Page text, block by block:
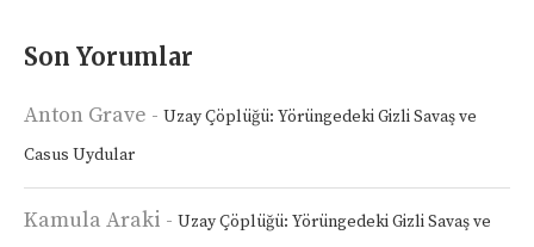
Son Yorumlar
Anton Grave - Uzay Çöplüğü: Yörüngedeki Gizli Savaş ve
Casus Uydular
Kamula Araki - Uzay Çöplüğü: Yörüngedeki Gizli Savaş ve